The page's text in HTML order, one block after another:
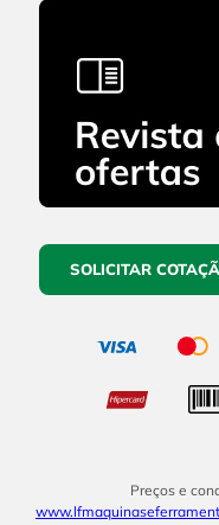
SOLICITAR
Preços e